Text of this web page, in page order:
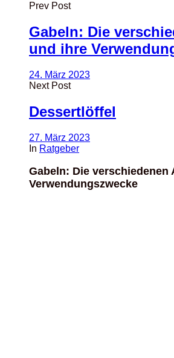
Prev Post
Gabeln: Die
und ihre
24. März 2023
Next Post
Dessertlöffel
27. März 2023
In Ratgeber
Gabeln: Die verschiedenen
Verwendungszwecke